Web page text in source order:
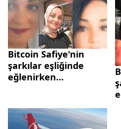
dalga geçti
Bitcoin Safiye'nin
şarkılar eşliğinde
eğlenirken